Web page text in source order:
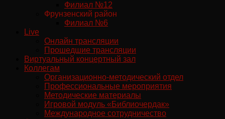
Филиал №12
Фрунзенский район
Филиал №6
Live
Онлайн трансляции
Прошедшие трансляции
Виртуальный концертный зал
Коллегам
Организационно-методический отдел
Профессиональные мероприятия
Методические материалы
Игровой модуль «Библиочердак»
Международное сотрудничество